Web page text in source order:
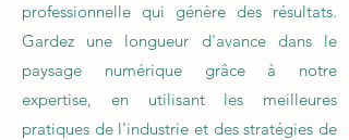
professionnelle qui génère des résultats.
Gardez une longueur d'avance dans le
paysage numérique grâce à notre
expertise, en utilisant les meilleures
pratiques de l'industrie et des stratégies de